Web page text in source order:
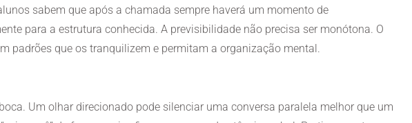
sabem que após a chamada sempre haverá um momento de
para a estrutura conhecida. A previsibilidade não precisa ser monótona. O
padrões que os tranquilizem e permitam a organização mental.
Um olhar direcionado pode silenciar uma conversa paralela melhor que um